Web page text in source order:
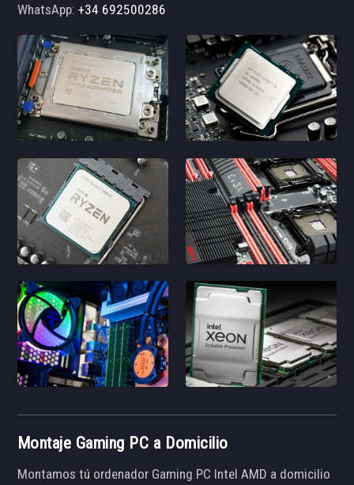
WhatsApp:+34 692500286
Montaje Gaming PC a Domicilio
Montamos tú ordenador Gaming PC Intel AMD a domicilio